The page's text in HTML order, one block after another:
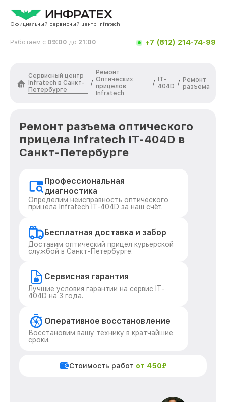
Официальный сервисный центр Infratech
Работаем с 09:00 до 21:00 +7 (812) 214-74-99
Сервисный центр
Infratech в Санкт-
Петербурге
/
Ремонт
Оптических
прицелов
Infratech
/
IT-
404D / Ремонт
разъема
Ремонт разъема оптического
прицела Infratech IT-404D в
Санкт-Петербурге
Профессиональная
диагностика
Определим неисправность оптического
прицела Infratech IT-404D за наш счёт.
Бесплатная доставка и забор
Доставим оптический прицел курьерской
службой в Санкт-Петербурге.
Сервисная гарантия
Лучшие условия гарантии на сервис IT-
404D на 3 года.
Оперативное восстановление
Восстановим вашу технику в кратчайшие
сроки.
Стоимость работ от 450₽